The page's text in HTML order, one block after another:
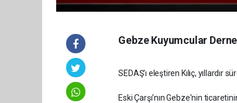
Gebze Kuyumcular
SEDAŞ'ı eleştiren Kılıç,
Eski Çarşı'nın Gebze'nin